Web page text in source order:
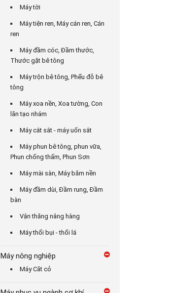
Máy tời
Máy tiện ren, Máy cán ren, Cán
ren
Máy đầm cóc, Đầm thước,
Thước gặt bê tông
Máy trộn bê tông, Phểu đỗ bê
tông
Máy xoa nền, Xoa tường, Con
lăn tạo nhám
Máy cắt sắt - máy uốn sắt
Máy phun bê tông, phun vữa,
Phun chống thấm, Phun Sơn
Máy mài sàn, Máy băm nền
Máy đầm dùi, Đầm rung, Đầm
bàn
Vận thăng nâng hàng
Máy thổi bụi - thổi lá
Máy nông nghiệp
Máy Căt cỏ